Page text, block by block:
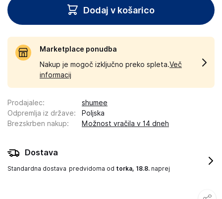
Dodaj v košarico
Marketplace ponudba
Nakup je mogoč izključno preko spleta.Več
informacij
Prodajalec:
shumee
Odpremlja iz države:
Poljska
Brezskrben nakup: Možnost vračila v 14 dneh
Dostava
Standardna dostava predvidoma od torka, 18.8. naprej